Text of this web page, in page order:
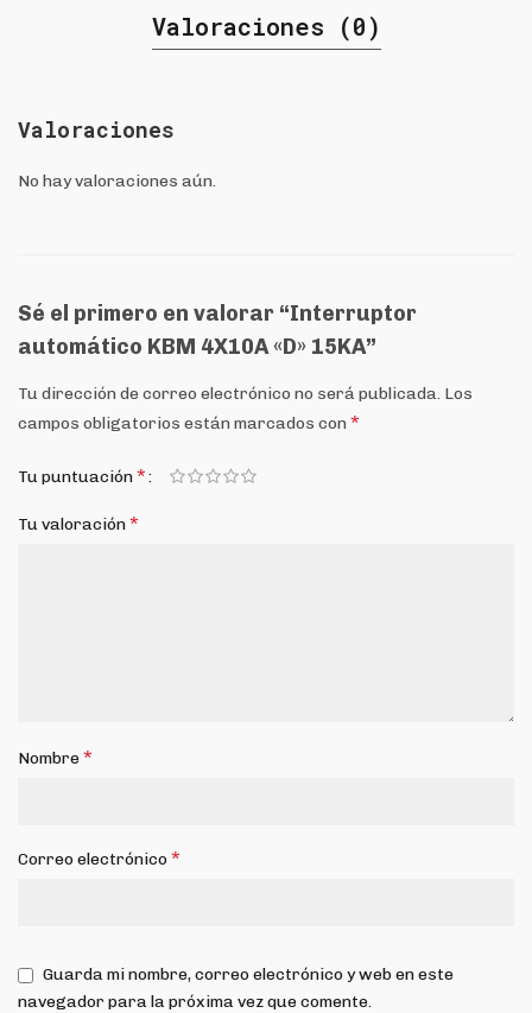
Valoraciones (0)
Valoraciones
No hay valoraciones aún.
Sé el primero en valorar “Interruptor
automático KBM 4X10A «D» 15KA”
Tu dirección de correo electrónico no será publicada. Los
campos obligatorios están marcados con *
Tu puntuación*
Tu valoración*
Nombre*
Correo electrónico*
Guarda mi nombre, correo electrónico y web en este
navegador para la próxima vez que comente.